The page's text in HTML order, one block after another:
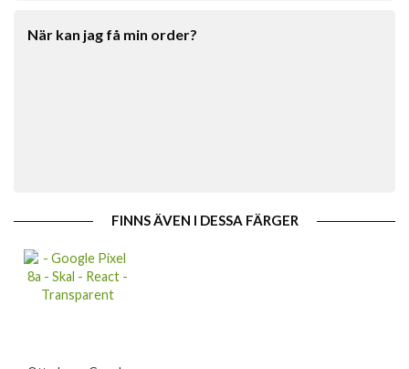
När kan jag få min order?
FINNS ÄVEN I DESSA FÄRGER